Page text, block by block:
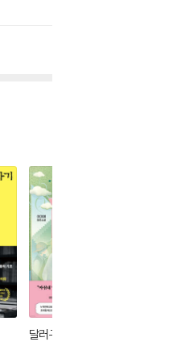
달러구트 꿈 백화점 0